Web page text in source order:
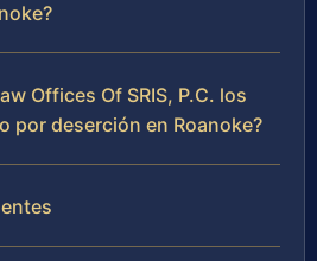
Offices Of SRIS, P.C. los
por deserción en Roanoke?